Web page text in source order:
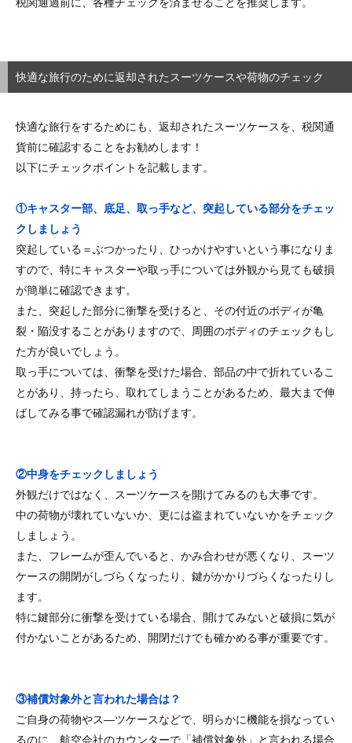
快適な旅行のために返却されたスーツケースや荷物のチェック
快適な旅行をするためにも、返却されたスーツケースを、税関通
貨前に確認することをお勧めします！
以下にチェックポイントを記載します。
①キャスター部、底足、取っ手など、突起している部分をチェッ
クしましょう
突起している＝ぶつかったり、ひっかけやすいという事になりま
すので、特にキャスターや取っ手については外観から見ても破損
が簡単に確認できます。
また、突起した部分に衝撃を受けると、その付近のボディが亀
裂・陥没することがありますので、周囲のボディのチェックもし
た方が良いでしょう。
取っ手については、衝撃を受けた場合、部品の中で折れているこ
とがあり、持ったら、取れてしまうことがあるため、最大まで伸
ばしてみる事で確認漏れが防げます。
②中身をチェックしましょう
外観だけではなく、スーツケースを開けてみるのも大事です。
中の荷物が壊れていないか、更には盗まれていないかをチェック
しましょう。
また、フレームが歪んでいると、かみ合わせが悪くなり、スーツ
ケースの開閉がしづらくなったり、鍵がかかりづらくなったりし
ます。
特に鍵部分に衝撃を受けている場合、開けてみないと破損に気が
付かないことがあるため、開閉だけでも確かめる事が重要です。
③補償対象外と言われた場合は？
ご自身の荷物やス―ツケースなどで、明らかに機能を損なってい
るのに、航空会社のカウンターで「補償対象外」と言われる場合